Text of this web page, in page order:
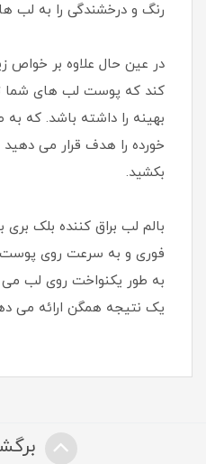
رنگ و درخشندگی را به لب
در عین حال علاوه بر خواص
بهینه را داشته باشد. که
خورده را هدف قرار می دهید
بکشید.
بالم لب براق کننده بلک
فوری و به سرعت روی
به طور یکنواخت روی لب می
یک نتیجه همگن ارائه می